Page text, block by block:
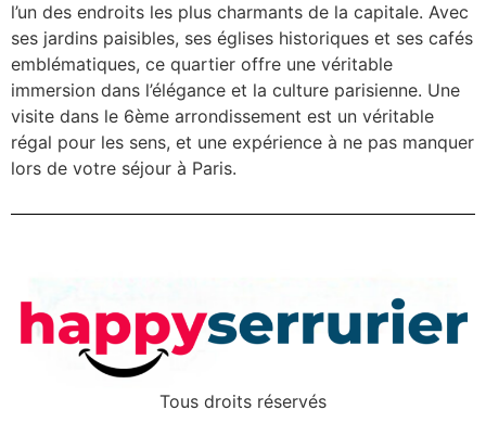
l’un des endroits les plus charmants de la capitale. Avec
ses jardins paisibles, ses églises historiques et ses cafés
emblématiques, ce quartier offre une véritable
immersion dans l’élégance et la culture parisienne. Une
visite dans le 6ème arrondissement est un véritable
régal pour les sens, et une expérience à ne pas manquer
lors de votre séjour à Paris.
Tous droits réservés